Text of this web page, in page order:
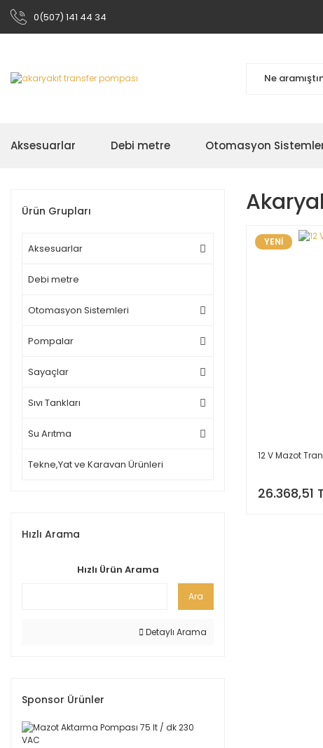
0(507) 141 44 34
Aksesuarlar Debi metre Otomasyon
Ürün Grupları
Aksesuarlar
Debi metre
Otomasyon Sistemleri
Pompalar
Sayaçlar
Sıvı Tankları
Su Arıtma
Tekne,Yat ve Karavan Ürünleri
Hızlı Arama
Hızlı Ürün Arama
Ara
Detaylı Arama
Sponsor Ürünler
YENİ
12 V Mazot
26.368,51